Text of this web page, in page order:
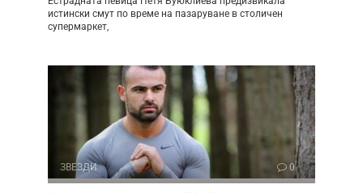
истински смут по време на пазаруване в столичен
супермаркет,
ЗВЕЗДИ 0